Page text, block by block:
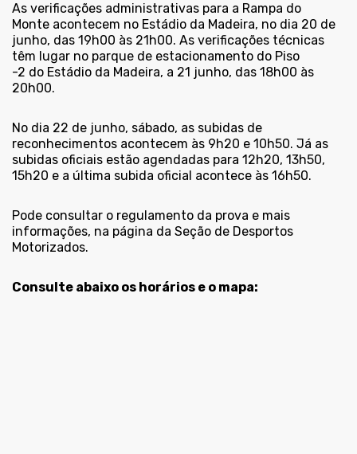
As verificações administrativas para a Rampa do
Monte acontecem no Estádio da Madeira, no dia 20 de
junho, das 19h00 às 21h00. As verificações técnicas
têm lugar no parque de estacionamento do Piso
-2 do Estádio da Madeira, a 21 junho, das 18h00 às
20h00.
No dia 22 de junho, sábado, as subidas de
reconhecimentos acontecem às 9h20 e 10h50. Já as
subidas oficiais estão agendadas para 12h20, 13h50,
15h20 e a última subida oficial acontece às 16h50.
Pode consultar o regulamento da prova e mais
informações, na página da Seção de Desportos
Motorizados.
Consulte abaixo os horários e o mapa: